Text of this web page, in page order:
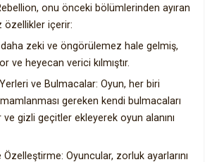
onu önceki bölümlerinden ayıran
özellikler içerir:
zeki ve öngörülemez hale gelmiş,
ve heyecan verici kılmıştır.
ve Bulmacalar: Oyun, her biri
gereken kendi bulmacaları
gizli geçitler ekleyerek oyun alanını
Oyuncular, zorluk ayarlarını